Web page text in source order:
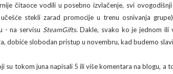
čitaoce vodili u posebno izvlačenje, svi
stekli zarad promocije u trenu osnivanja
- na servisu SteamGifts. Dakle, svako ko je jednom ili
dobiće slobodan pristup u novembru, kad budemo
su tokom juna napisali 5 ili više komentara na blogu, a